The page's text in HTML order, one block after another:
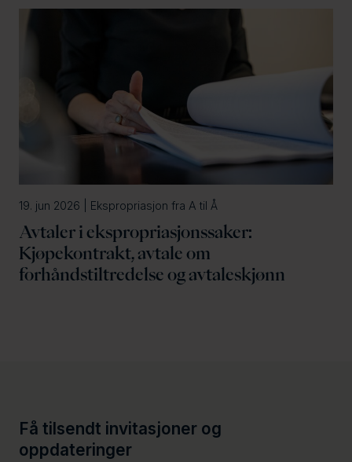
19. jun 2026 | Ekspropriasjon fra A til Å
Avtaler i ekspropriasjonssaker:
Kjøpekontrakt, avtale om
forhåndstiltredelse og avtaleskjønn
Få tilsendt invitasjoner og
oppdateringer